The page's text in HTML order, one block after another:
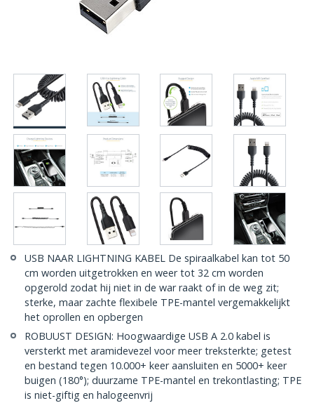
USB NAAR LIGHTNING KABEL De spiraalkabel kan tot 50
cm worden uitgetrokken en weer tot 32 cm worden
opgerold zodat hij niet in de war raakt of in de weg zit;
sterke, maar zachte flexibele TPE-mantel vergemakkelijkt
het oprollen en opbergen
ROBUUST DESIGN: Hoogwaardige USB A 2.0 kabel is
versterkt met aramidevezel voor meer treksterkte; getest
en bestand tegen 10.000+ keer aansluiten en 5000+ keer
buigen (180°); duurzame TPE-mantel en trekontlasting; TPE
is niet-giftig en halogeenvrij